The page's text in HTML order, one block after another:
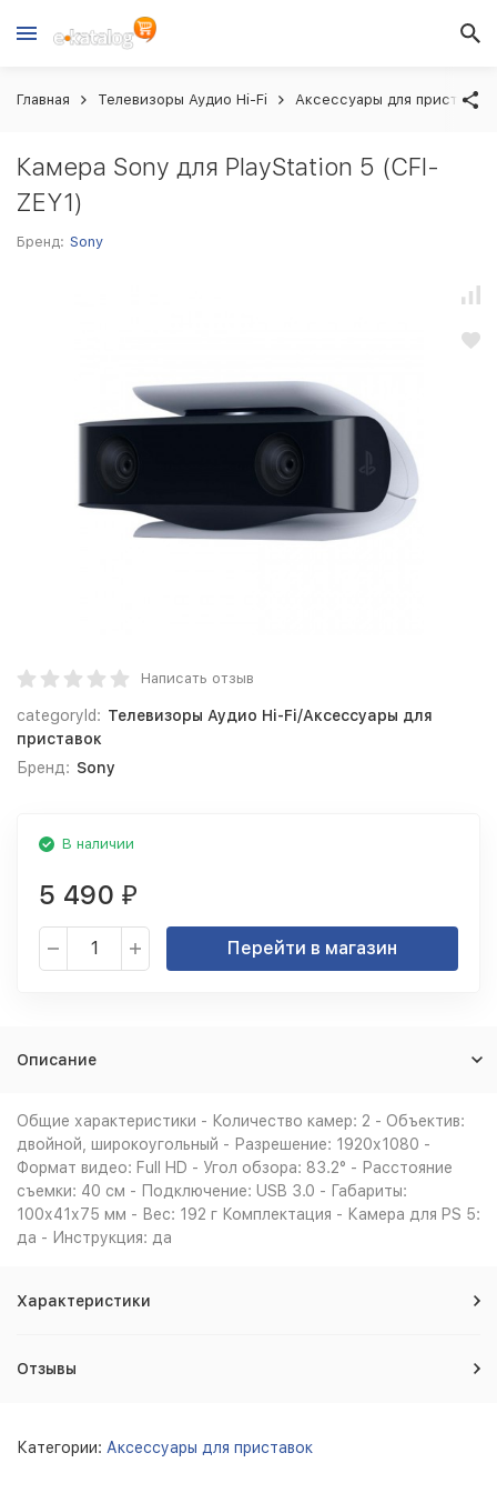
Главная Телевизоры Аудио Hi-Fi Аксессуары для приставок
Камера Sony для PlayStation 5 (CFI-
ZEY1)
Бренд: Sony
Написать отзыв
categoryId: Телевизоры Аудио Hi-Fi/Аксессуары для
приставок
Бренд: Sony
В наличии
5 490 ₽
Перейти в магазин
Описание
Общие характеристики - Количество камер: 2 - Объектив:
двойной, широкоугольный - Разрешение: 1920х1080 -
Формат видео: Full HD - Угол обзора: 83.2° - Расстояние
съемки: 40 см - Подключение: USB 3.0 - Габариты:
100х41х75 мм - Вес: 192 г Комплектация - Камера для PS 5:
да - Инструкция: да
Характеристики
Отзывы
Категории: Аксессуары для приставок